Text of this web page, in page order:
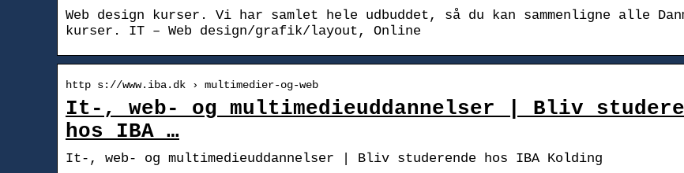
Web design kurser. Vi har samlet hele udbuddet, så du kan sammenligne alle
kurser. IT – Web design/grafik/layout, Online
http s://www.iba.dk › multimedier-og-web
It-, web- og multimedieuddannelser | Bliv
hos IBA …
It-, web- og multimedieuddannelser | Bliv studerende hos IBA Kolding